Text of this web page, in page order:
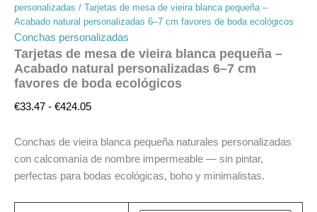
personalizadas / Tarjetas de mesa de vieira blanca pequeña –
Acabado natural personalizadas 6–7 cm favores de boda ecológicos
Conchas personalizadas
Tarjetas de mesa de vieira blanca pequeña –
Acabado natural personalizadas 6–7 cm
favores de boda ecológicos
€33.47 - €424.05
Conchas de vieira blanca pequeña naturales personalizadas
con calcomanía de nombre impermeable — sin pintar,
perfectas para bodas ecológicas, boho y minimalistas.